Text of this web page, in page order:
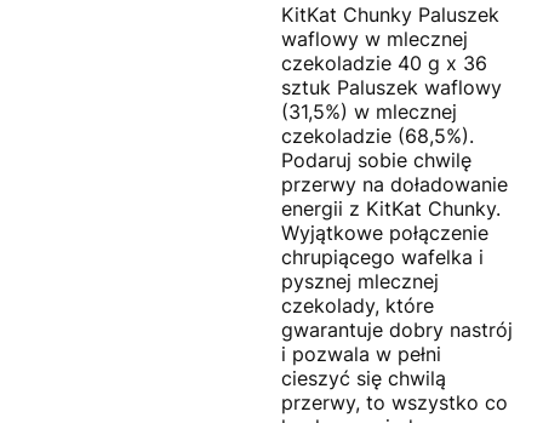
KitKat Chunky Paluszek
waflowy w mlecznej
czekoladzie 40 g x 36
sztuk Paluszek waflowy
(31,5%) w mlecznej
czekoladzie (68,5%).
Podaruj sobie chwilę
przerwy na doładowanie
energii z KitKat Chunky.
Wyjątkowe połączenie
chrupiącego wafelka i
pysznej mlecznej
czekolady, które
gwarantuje dobry nastrój
i pozwala w pełni
cieszyć się chwilą
przerwy, to wszystko co